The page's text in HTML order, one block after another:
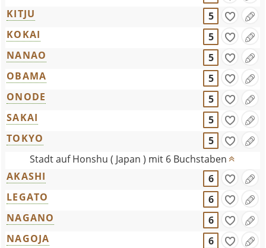
KITJU
5
KOKAI
5
NANAO
5
OBAMA
5
ONODE
5
SAKAI
5
TOKYO
5
Stadt auf Honshu ( Japan ) mit 6 Buchstaben
AKASHI
6
LEGATO
6
NAGANO
6
NAGOJA
6